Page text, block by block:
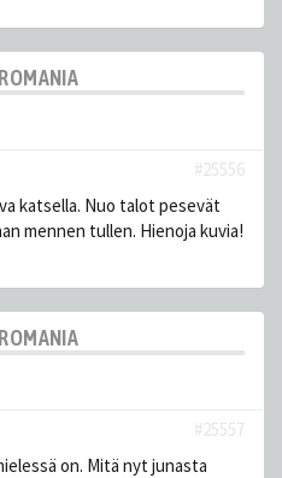
#25556
katsella. Nuo talot pesevät
mennen tullen. Hienoja kuvia!
#25557
on. Mitä nyt junasta